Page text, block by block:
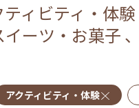
ティビティ・体験
イーツ・お菓子 、
アクティビティ・体験